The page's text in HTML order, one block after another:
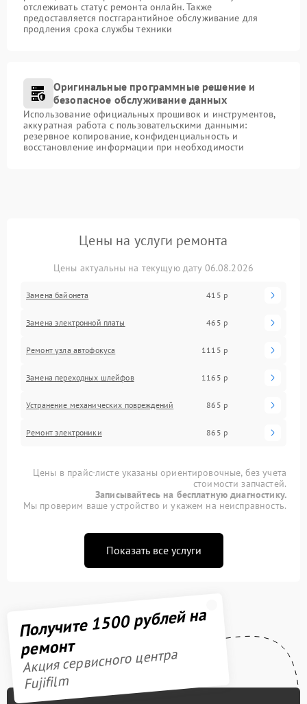
отслеживать статус ремонта онлайн. Также
предоставляется постгарантийное обслуживание для
продления срока службы техники
Оригинальные программные решение и
безопасное обслуживание данных
Использование официальных прошивок и инструментов,
аккуратная работа с пользовательскими данными:
резервное копирование, конфиденциальность и
восстановление информации при необходимости
Цены на услуги ремонта
Цены актуальны на текущую дату 06.08.2026
Замена байонета 415 р
Замена электронной платы 465 р
Ремонт узла автофокуса 1115 р
Замена переходных шлейфов 1165 р
Устранение механических повреждений 865 р
Ремонт электроники 865 р
Цены в прайс-листе указаны ориентировочные, без учета
стоимости запчастей.
Записывайтесь на бесплатную диагностику.
Мы проверим ваше устройство и укажем на неисправность.
Показать все услуги
Получите 1500 рублей на
ремонт
Акция сервисного центра
Fujifilm